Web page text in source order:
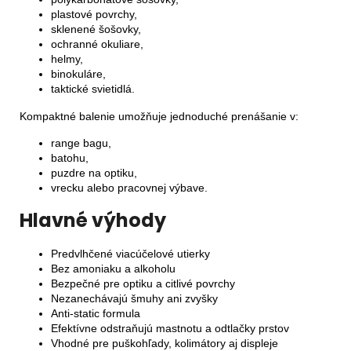
plastové povrchy,
sklenené šošovky,
ochranné okuliare,
helmy,
binokuláre,
taktické svietidlá.
Kompaktné balenie umožňuje jednoduché prenášanie v:
range bagu,
batohu,
puzdre na optiku,
vrecku alebo pracovnej výbave.
Hlavné výhody
Predvlhčené viacúčelové utierky
Bez amoniaku a alkoholu
Bezpečné pre optiku a citlivé povrchy
Nezanechávajú šmuhy ani zvyšky
Anti-static formula
Efektívne odstraňujú mastnotu a odtlačky prstov
Vhodné pre puškohľady, kolimátory aj displeje